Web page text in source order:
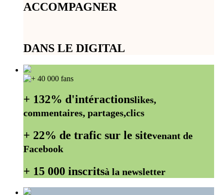
ACCOMPAGNER
DANS LE DIGITAL
+ 132% d'intéractionslikes,
commentaires, partages,clics
+ 22% de trafic sur le sitevenant de
Facebook
+ 15 000 inscritsà la newsletter